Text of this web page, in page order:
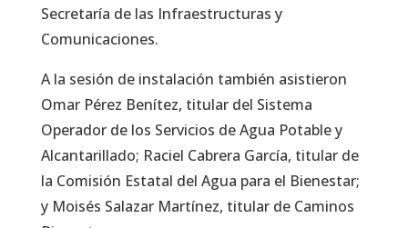
Secretaría de las Infraestructuras y
Comunicaciones.
A la sesión de instalación también asistieron
Omar Pérez Benítez, titular del Sistema
Operador de los Servicios de Agua Potable y
Alcantarillado; Raciel Cabrera García, titular de
la Comisión Estatal del Agua para el Bienestar;
y Moisés Salazar Martínez, titular de Caminos